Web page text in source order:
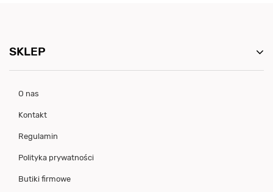
SKLEP
O nas
Kontakt
Regulamin
Polityka prywatności
Butiki firmowe